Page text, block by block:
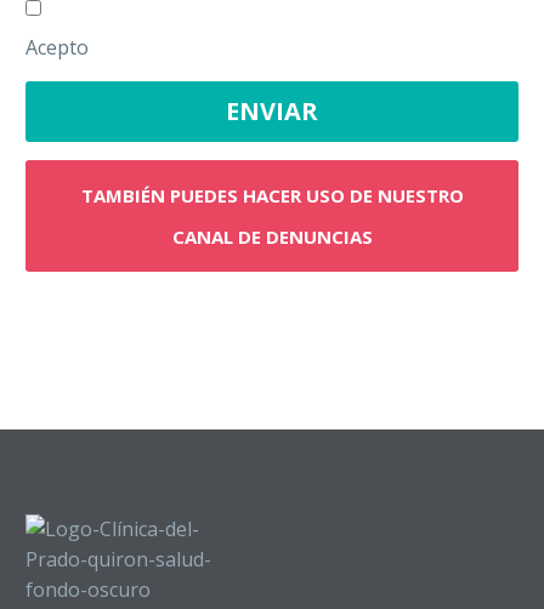
Acepto
TAMBIÉN PUEDES HACER USO DE NUESTRO
CANAL DE DENUNCIAS